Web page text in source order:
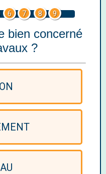
6 7 8 9
bien concerné
?